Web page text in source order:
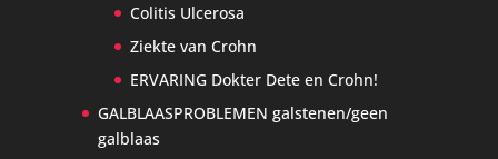
Colitis Ulcerosa
Ziekte van Crohn
ERVARING Dokter Dete en Crohn!
GALBLAASPROBLEMEN galstenen/geen
galblaas